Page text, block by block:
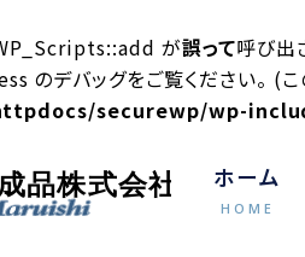
が誤って呼び出
のデバッグをご覧ください。 (
securewp/wp-
ホーム
HOME